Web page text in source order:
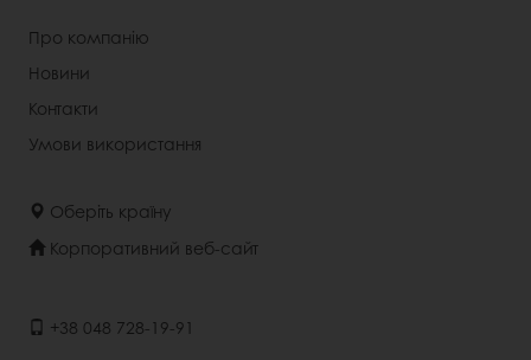
Про компанію
Новини
Контакти
Умови використання
Оберіть країну
Корпоративний веб-сайт
+38 048 728-19-91